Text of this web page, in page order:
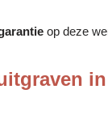
op deze
in